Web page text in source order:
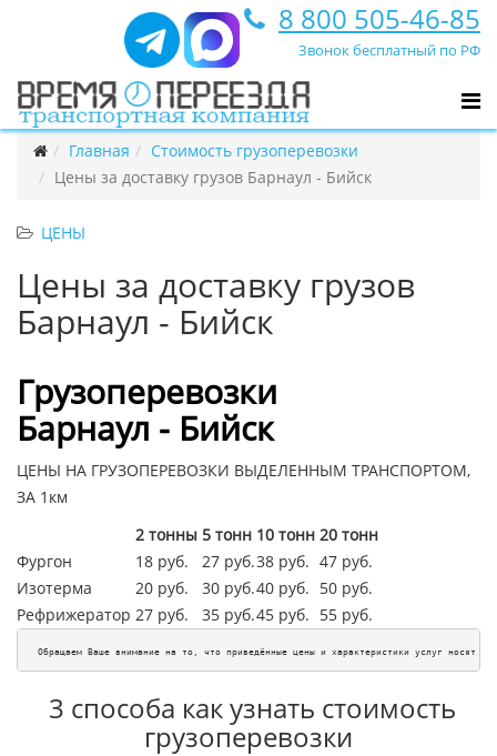
8 800 505-46-85
Звонок бесплатный по РФ
Главная
Стоимость грузоперевозки
Цены за доставку грузов Барнаул - Бийск
ЦЕНЫ
Цены за доставку грузов
Барнаул - Бийск
Грузоперевозки
Барнаул - Бийск
ЦЕНЫ НА ГРУЗОПЕРЕВОЗКИ ВЫДЕЛЕННЫМ ТРАНСПОРТОМ,
ЗА 1км
2 тонны 5 тонн 10 тонн 20 тонн
Фургон
18 руб. 27 руб.38 руб. 47 руб.
Изотерма
20 руб. 30 руб.40 руб. 50 руб.
Рефрижератор 27 руб. 35 руб.45 руб. 55 руб.
Обращаем Ваше внимание на то, что приведённые цены и характеристики услуг носят
3 способа как узнать стоимость
грузоперевозки